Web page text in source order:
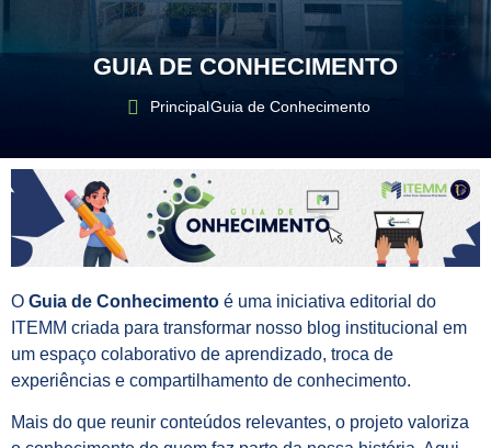
GUIA DE CONHECIMENTO
PrincipalGuia de Conhecimento
O Guia de Conhecimento é uma iniciativa editorial do
ITEMM criada para transformar nosso blog institucional em
um espaço colaborativo de aprendizado, troca de
experiências e compartilhamento de conhecimento.
Mais do que reunir conteúdos relevantes, o projeto valoriza